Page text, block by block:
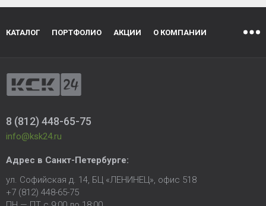
КАТАЛОГ ПОРТФОЛИО АКЦИИ О КОМПАНИИ
8 (812) 448-65-75
info@ksk24.ru
Адрес в Санкт-Петербурге:
ул. Софийская д. 14, БЦ «ЛЕНИНЕЦ», офис 518
+7 (812) 448-65-75